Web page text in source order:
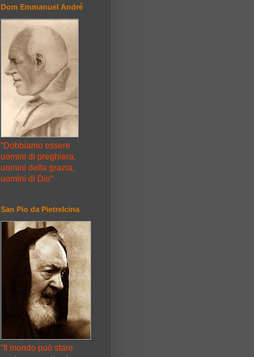
Dom Emmanuel André
"Dobbiamo essere
uomini di preghiera,
uomini della grazia,
uomini di Dio"
San Pio da Pietrelcina
"Il mondo può stare